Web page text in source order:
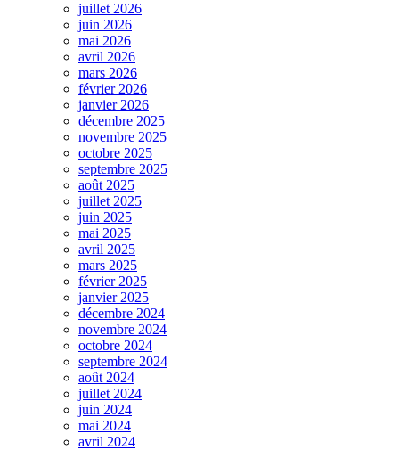
juillet 2026
juin 2026
mai 2026
avril 2026
mars 2026
février 2026
janvier 2026
décembre 2025
novembre 2025
octobre 2025
septembre 2025
août 2025
juillet 2025
juin 2025
mai 2025
avril 2025
mars 2025
février 2025
janvier 2025
décembre 2024
novembre 2024
octobre 2024
septembre 2024
août 2024
juillet 2024
juin 2024
mai 2024
avril 2024